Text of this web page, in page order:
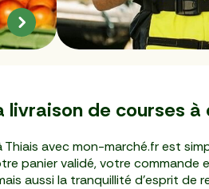
de courses à
Thiais avec mon-marché.fr est
panier validé, votre
aussi la tranquillité d'esprit